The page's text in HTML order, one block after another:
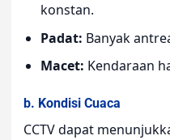
konstan.
Padat: Banyak
Macet: Kendaraan
b. Kondisi Cuaca
CCTV dapat